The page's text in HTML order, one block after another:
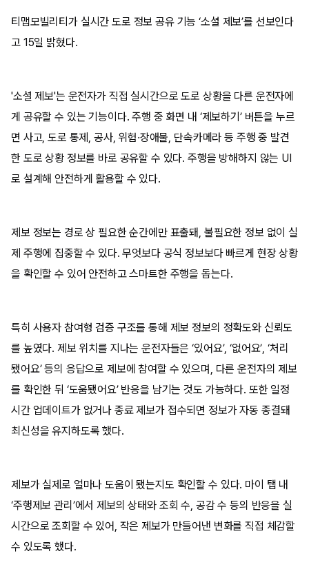
티맵모빌리티가 실시간 도로 정보 공유 기능 ‘소셜 제보’를 선보인다
고 15일 밝혔다.
'소셜 제보'는 운전자가 직접 실시간으로 도로 상황을 다른 운전자에
게 공유할 수 있는 기능이다. 주행 중 화면 내 ‘제보하기’ 버튼을 누르
면 사고, 도로 통제, 공사, 위험·장애물, 단속카메라 등 주행 중 발견
한 도로 상황 정보를 바로 공유할 수 있다. 주행을 방해하지 않는 UI
로 설계해 안전하게 활용할 수 있다.
제보 정보는 경로 상 필요한 순간에만 표출돼, 불필요한 정보 없이 실
제 주행에 집중할 수 있다. 무엇보다 공식 정보보다 빠르게 현장 상황
을 확인할 수 있어 안전하고 스마트한 주행을 돕는다.
특히 사용자 참여형 검증 구조를 통해 제보 정보의 정확도와 신뢰도
를 높였다. 제보 위치를 지나는 운전자들은 ‘있어요’, ‘없어요’, ‘처리
됐어요’ 등의 응답으로 제보에 참여할 수 있으며, 다른 운전자의 제보
를 확인한 뒤 ‘도움됐어요’ 반응을 남기는 것도 가능하다. 또한 일정
시간 업데이트가 없거나 종료 제보가 접수되면 정보가 자동 종결돼
최신성을 유지하도록 했다.
제보가 실제로 얼마나 도움이 됐는지도 확인할 수 있다. 마이 탭 내
‘주행제보 관리’에서 제보의 상태와 조회 수, 공감 수 등의 반응을 실
시간으로 조회할 수 있어, 작은 제보가 만들어낸 변화를 직접 체감할
수 있도록 했다.